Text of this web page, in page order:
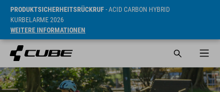
PRODUKTSICHERHEITSRÜCKRUF- ACID CARBON HYBRID
KURBELARME 2026
WEITERE INFORMATIONEN